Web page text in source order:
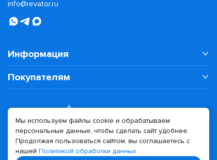
info@revator.ru
Информация
Покупателям
Дизайн сайта Разработка сайта
Мы используем файлы cookie и обрабатываем
персональные данные, чтобы сделать сайт удобнее.
Продолжая пользоваться сайтом, вы соглашаетесь с
нашей Политикой обработки данных